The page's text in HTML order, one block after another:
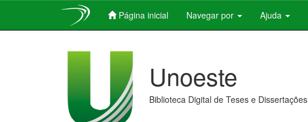
Página inicial Navegar por Ajuda
Unoeste
Biblioteca Digital de Teses e Dissertações